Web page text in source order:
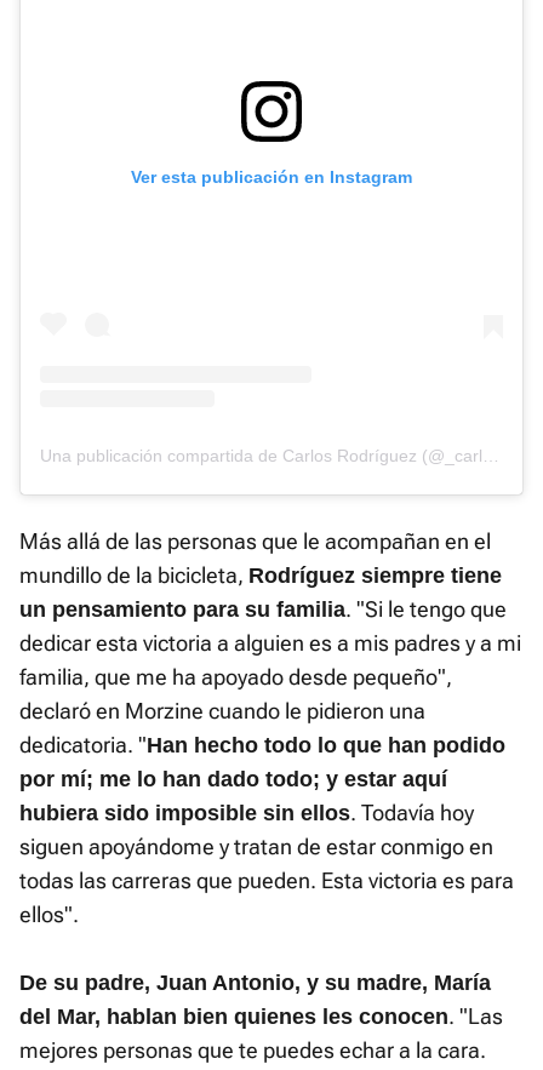
Ver esta publicación en Instagram
Una publicación compartida de Carlos Rodríguez (@_carlosrc)
Más allá de las personas que le acompañan en el
mundillo de la bicicleta, Rodríguez siempre tiene
un pensamiento para su familia. "Si le tengo que
dedicar esta victoria a alguien es a mis padres y a mi
familia, que me ha apoyado desde pequeño",
declaró en Morzine cuando le pidieron una
dedicatoria. "Han hecho todo lo que han podido
por mí; me lo han dado todo; y estar aquí
hubiera sido imposible sin ellos. Todavía hoy
siguen apoyándome y tratan de estar conmigo en
todas las carreras que pueden. Esta victoria es para
ellos".
De su padre, Juan Antonio, y su madre, María
del Mar, hablan bien quienes les conocen. "Las
mejores personas que te puedes echar a la cara.